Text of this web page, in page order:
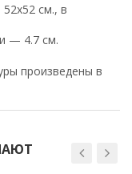
см., в
— 4.7 см.
произведены в